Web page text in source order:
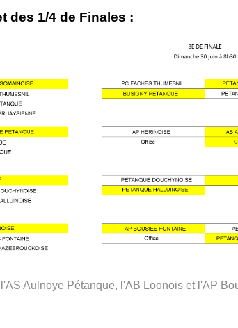
des 1/4 de Finales :
Aulnoye Pétanque, l'AB Loonois et l'AP